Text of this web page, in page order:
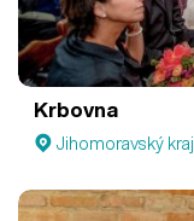
Krbovna
Jihomoravský kraj